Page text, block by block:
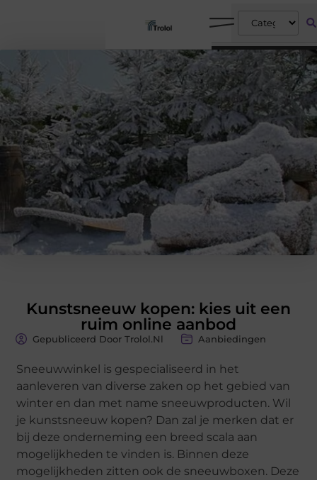
Kunstsneeuw kopen: kies uit een
ruim online aanbod
Gepubliceerd Door Trolol.nl Aanbiedingen
Sneeuwwinkel is gespecialiseerd in het
aanleveren van diverse zaken op het gebied van
winter en dan met name sneeuwproducten. Wil
je kunstsneeuw kopen? Dan zal je merken dat er
bij deze onderneming een breed scala aan
mogelijkheden te vinden is. Binnen deze
mogelijkheden zitten ook de sneeuwboxen. Deze